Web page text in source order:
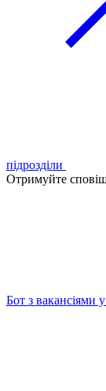
підрозділи
Отримуйте
Бот з вакансіями у